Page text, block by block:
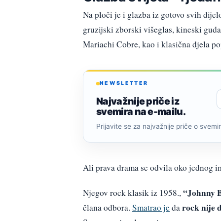
Na ploči je i glazba iz gotovo svih
gruzijski zborski višeglas, kineski
Mariachi Cobre, kao i klasična djela
NEWSLETTER
Najvažnije priče iz
svemira na e-mailu.
Prijavite se za najvažnije priče o
Ali prava drama se odvila oko jednog
Njegov rock klasik iz 1958.,“Johnny
člana odbora. Smatrao jedarock nije